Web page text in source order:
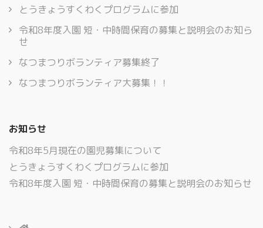
とうきょうすくわくプログラムに参加
令和8年度入園 短・中時間保育の募集と説明会のお知ら
せ
なつまつりボランティア募集終了
なつまつりボランティア大募集！！
お知らせ
令和8年5月現在の園児募集について
とうきょうすくわくプログラムに参加
令和8年度入園 短・中時間保育の募集と説明会のお知らせ